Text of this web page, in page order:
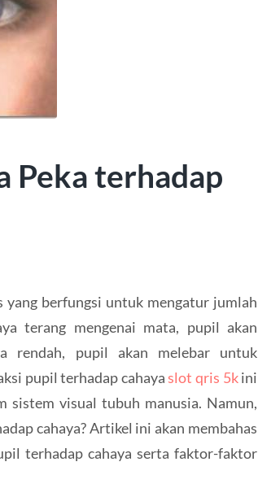
Peka terhadap
berfungsi untuk mengatur jumlah
terang mengenai mata, pupil akan
rendah, pupil akan melebar untuk
pupil terhadap cahayaslot qris 5kini
sistem visual tubuh manusia. Namun,
cahaya? Artikel ini akan membahas
terhadap cahaya serta faktor-faktor